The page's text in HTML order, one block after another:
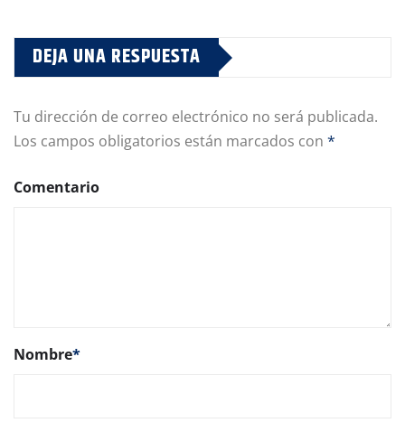
DEJA UNA RESPUESTA
Tu dirección de correo electrónico no será publicada.
Los campos obligatorios están marcados con *
Comentario
Nombre*